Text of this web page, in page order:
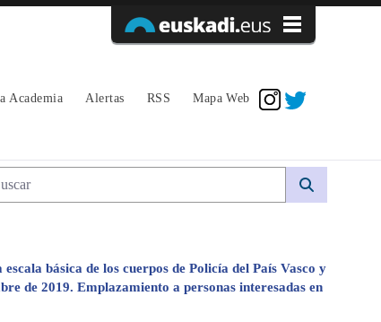
Academia Alertas RSS Mapa Web
66/2026. - avpe
web
básica de los cuerpos de Policía del País Vasco y
de 2019. Emplazamiento a personas interesadas en